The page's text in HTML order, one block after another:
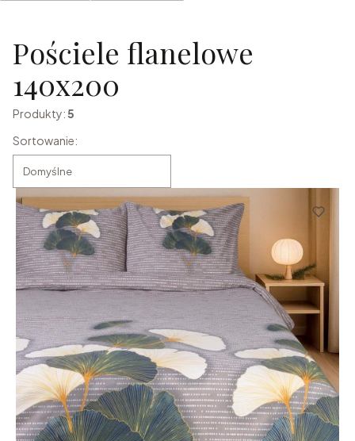
Pościele flanelowe
140x200
Produkty:5
Lista produktów
Sortowanie:
Domyślne